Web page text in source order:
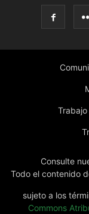
Consulte
Todo el contenido
sujeto a los
Commons